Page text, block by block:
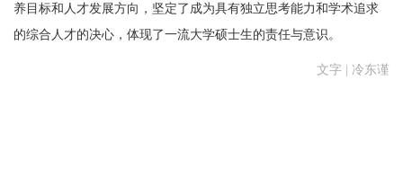
养目标和人才发展方向，坚定了成为具有独立思考能力和学术追求
的综合人才的决心，体现了一流大学硕士生的责任与意识。
文字 | 冷东谨